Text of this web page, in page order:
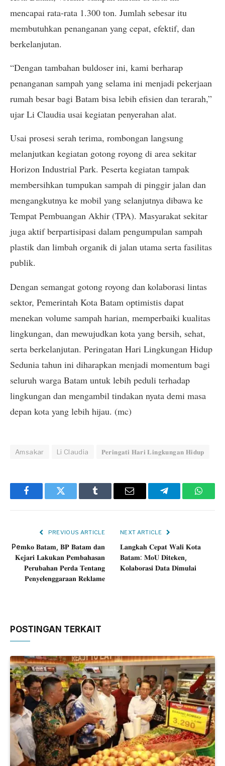
mencapai rata-rata 1.300 ton. Jumlah sebesar itu
membutuhkan penanganan yang cepat, efektif, dan
berkelanjutan.
“Dengan tambahan buldoser ini, kami berharap
penanganan sampah yang selama ini menjadi pekerjaan
rumah besar bagi Batam bisa lebih efisien dan terarah,”
ujar Li Claudia usai kegiatan penyerahan alat.
Usai prosesi serah terima, rombongan langsung
melanjutkan kegiatan gotong royong di area sekitar
Horizon Industrial Park. Peserta kegiatan tampak
membersihkan tumpukan sampah di pinggir jalan dan
mengangkutnya ke mobil yang selanjutnya dibawa ke
Tempat Pembuangan Akhir (TPA). Masyarakat sekitar
juga aktif berpartisipasi dalam pengumpulan sampah
plastik dan limbah organik di jalan utama serta fasilitas
publik.
Dengan semangat gotong royong dan kolaborasi lintas
sektor, Pemerintah Kota Batam optimistis dapat
menekan volume sampah harian, memperbaiki kualitas
lingkungan, dan mewujudkan kota yang bersih, sehat,
serta berkelanjutan. Peringatan Hari Lingkungan Hidup
Sedunia tahun ini diharapkan menjadi momentum bagi
seluruh warga Batam untuk lebih peduli terhadap
lingkungan dan mengambil tindakan nyata demi masa
depan kota yang lebih hijau. (mc)
Amsakar Li Claudia 𝐏𝐞𝐫𝐢𝐧𝐠𝐚𝐭𝐢 𝐇𝐚𝐫𝐢 𝐋𝐢𝐧𝐠𝐤𝐮𝐧𝐠𝐚𝐧 𝐇𝐢𝐝𝐮𝐩
FacebookTwitter Tumblr Email Telegram
PREVIOUS ARTICLE
Pe𝐦𝐤𝐨 𝐁𝐚𝐭𝐚𝐦, 𝐁𝐏 𝐁𝐚𝐭𝐚𝐦 𝐝𝐚𝐧
𝐊𝐞𝐣𝐚𝐫𝐢 𝐋𝐚𝐤𝐮𝐤𝐚𝐧 𝐏𝐞𝐦𝐛𝐚𝐡𝐚𝐬𝐚𝐧
𝐏𝐞𝐫𝐮𝐛𝐚𝐡𝐚𝐧 𝐏𝐞𝐫𝐝𝐚 𝐓𝐞𝐧𝐭𝐚𝐧𝐠
𝐏𝐞𝐧𝐲𝐞𝐥𝐞𝐧𝐠𝐠𝐚𝐫𝐚𝐚𝐧 𝐑𝐞𝐤𝐥𝐚𝐦𝐞
NEXT ARTICLE
𝐋𝐚𝐧𝐠𝐤𝐚𝐡 𝐂𝐞𝐩𝐚𝐭 𝐖𝐚𝐥𝐢 𝐊𝐨𝐭𝐚
𝐁𝐚𝐭𝐚𝐦: 𝐌𝐨𝐔 𝐃𝐢𝐭𝐞𝐤𝐞𝐧,
𝐊𝐨𝐥𝐚𝐛𝐨𝐫𝐚𝐬𝐢 𝐃𝐚𝐭𝐚 𝐃𝐢𝐦𝐮𝐥𝐚𝐢
POSTINGAN TERKAIT